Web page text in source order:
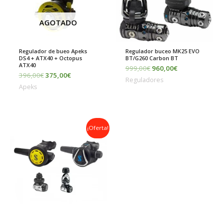
AGOTADO
Regulador de bueo Apeks
DS4 + ATX40 + Octopus
ATX40
396,00€375,00€
Apeks
Regulador buceo MK25 EVO
BT/G260 Carbon BT
999,00€ 960,00€
Reguladores
¡Oferta!
original
era:
550,00€.
precio
actual
es:
455,00€.